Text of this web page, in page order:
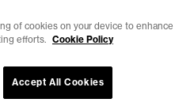
of cookies on your device to
efforts. Cookie Policy
Accept All Cookies